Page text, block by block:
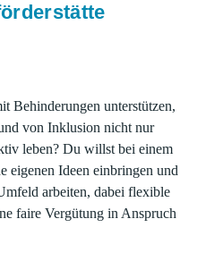
Behinderungen unterstützen,
von Inklusion nicht nur
leben? Du willst bei einem
eigenen Ideen einbringen und
arbeiten, dabei flexible
faire Vergütung in Anspruch